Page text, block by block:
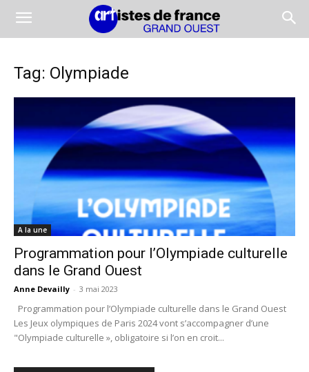
Tag: Olympiade
A la une
Programmation pour l’Olympiade culturelle
dans le Grand Ouest
Anne Devailly - 3 mai 2023
Programmation pour l’Olympiade culturelle dans le Grand Ouest
Les Jeux olympiques de Paris 2024 vont s’accompagner d’une
"Olympiade culturelle », obligatoire si l’on en croit...